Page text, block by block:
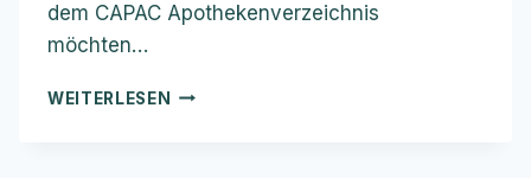
dem CAPAC Apothekenverzeichnis
möchten…
WEITERLESEN
CANNABIS